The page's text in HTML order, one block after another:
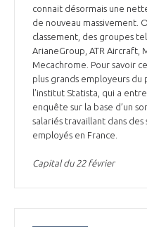
connait désormais une
de nouveau massivement.
classement, des groupes
ArianeGroup, ATR Aircraft,
Mecachrome. Pour savoir
plus grands employeurs du
l’institut Statista, qui a
enquête sur la base d’un
salariés travaillant dans
employés en France.
Capital du 22 février